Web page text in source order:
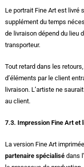
Le portrait Fine Art est livré
supplément du temps
de livraison dépend du lieu
transporteur.
Tout retard dans les
d’éléments par le client
livraison. L’artiste ne
au client.
7.3. Impression Fine Art et
La version Fine Art
partenaire spécialisé dans